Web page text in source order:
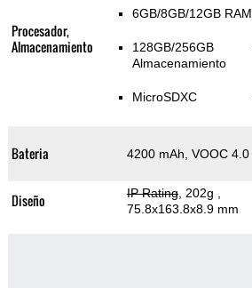
Procesador,
Almacenamiento
6GB/8GB/12GB RAM
128GB/256GB
Almacenamiento
MicroSDXC
Bateria 4200 mAh, VOOC 4.0
Diseño IP Rating, 202g
75.8x163.8x8.9 mm